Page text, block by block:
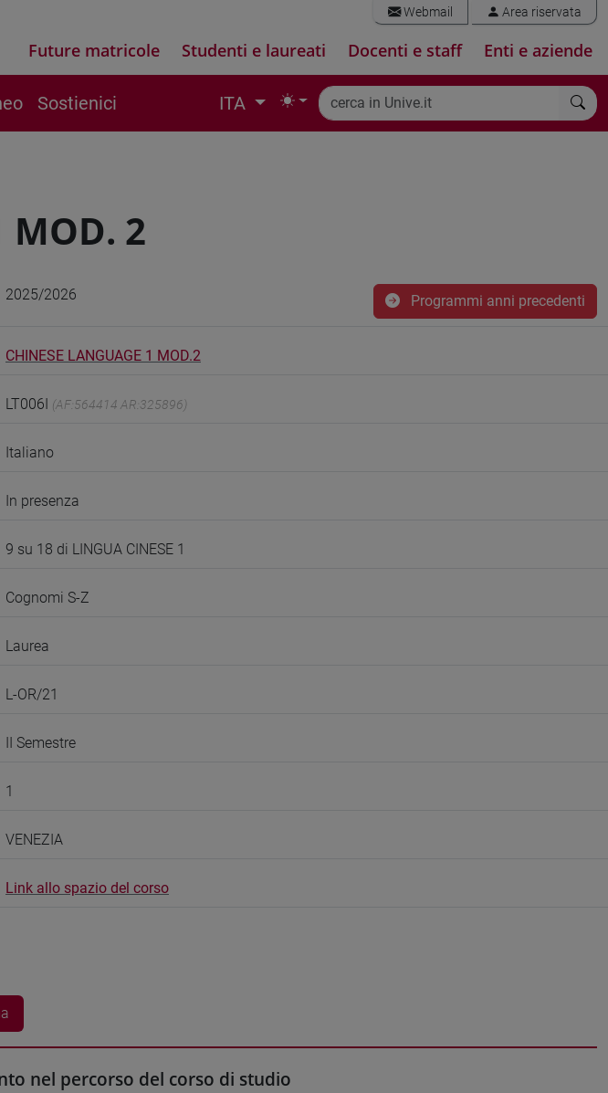
Webmail Area riservata
Future matricole Studenti e laureati Docenti e staff Enti e aziende
Sostienici ITA
MOD. 2
2025/2026 Programmi anni precedenti
CHINESE LANGUAGE 1 MOD.2
LT006I (AF:564414 AR:325896)
Italiano
In presenza
9 su 18 di LINGUA CINESE 1
Cognomi S-Z
Laurea
L-OR/21
II Semestre
1
VENEZIA
Link allo spazio del corso
nel percorso del corso di studio